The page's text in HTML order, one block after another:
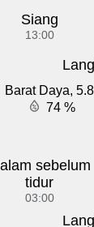
Siang
13:00
Barat Daya,
74 %
sebelum
tidur
03:00